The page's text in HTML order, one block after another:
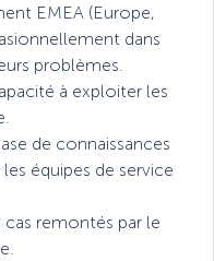
EMEA (Europe,
dans
problèmes.
à exploiter les
de connaissances
équipes de service
cas remontés par le